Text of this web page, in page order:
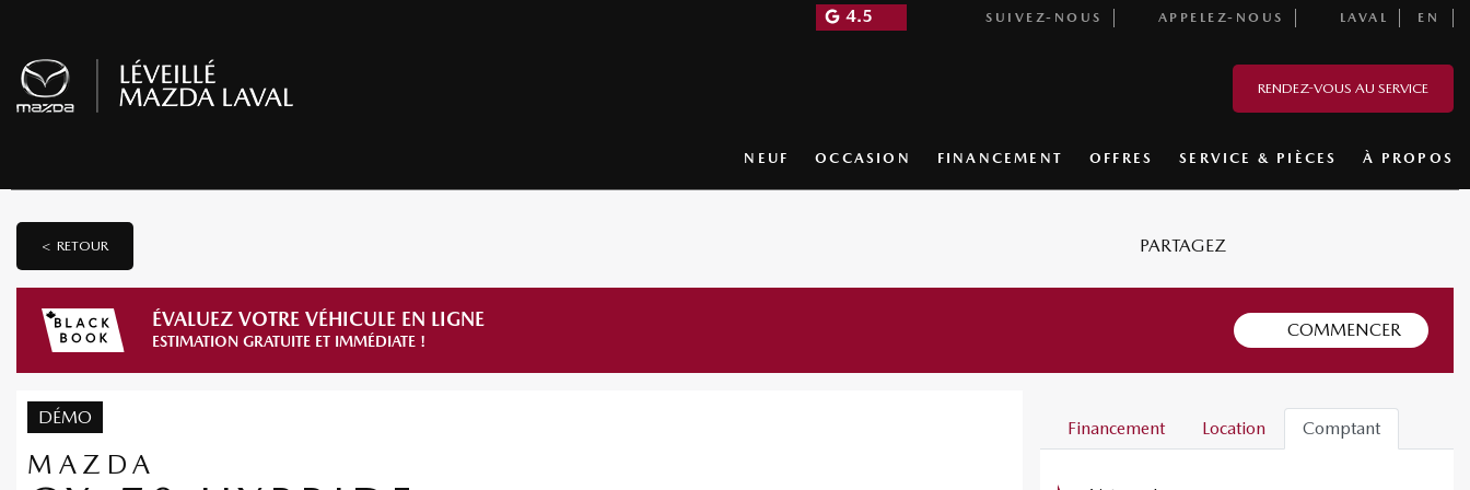
4.5 SUIVEZ-NOUS APPELEZ-NOUS LAVAL EN
RENDEZ-VOUS AU SERVICE
NEUF OCCASION FINANCEMENT OFFRES SERVICE & PIÈCES À PROPOS
< RETOUR PARTAGEZ
ÉVALUEZ VOTRE VÉHICULE EN LIGNE
ESTIMATION GRATUITE ET IMMÉDIATE !
COMMENCER
DÉMO
MAZDA
Financement Location Comptant